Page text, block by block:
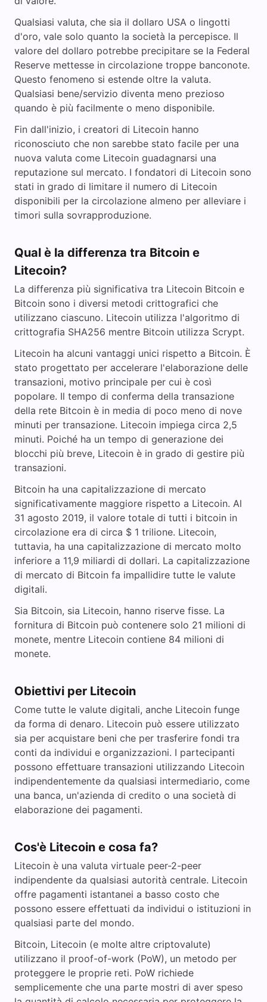
Qualsiasi valuta, che sia il dollaro USA o lingotti
d'oro, vale solo quanto la società la percepisce. Il
valore del dollaro potrebbe precipitare se la Federal
Reserve mettesse in circolazione troppe banconote.
Questo fenomeno si estende oltre la valuta.
Qualsiasi bene/servizio diventa meno prezioso
quando è più facilmente o meno disponibile.
Fin dall'inizio, i creatori di Litecoin hanno
riconosciuto che non sarebbe stato facile per una
nuova valuta come Litecoin guadagnarsi una
reputazione sul mercato. I fondatori di Litecoin sono
stati in grado di limitare il numero di Litecoin
disponibili per la circolazione almeno per alleviare i
timori sulla sovrapproduzione.
Qual è la differenza tra Bitcoin e
Litecoin?
La differenza più significativa tra Litecoin Bitcoin e
Bitcoin sono i diversi metodi crittografici che
utilizzano ciascuno. Litecoin utilizza l'algoritmo di
crittografia SHA256 mentre Bitcoin utilizza Scrypt.
Litecoin ha alcuni vantaggi unici rispetto a Bitcoin. È
stato progettato per accelerare l'elaborazione delle
transazioni, motivo principale per cui è così
popolare. Il tempo di conferma della transazione
della rete Bitcoin è in media di poco meno di nove
minuti per transazione. Litecoin impiega circa 2,5
minuti. Poiché ha un tempo di generazione dei
blocchi più breve, Litecoin è in grado di gestire più
transazioni.
Bitcoin ha una capitalizzazione di mercato
significativamente maggiore rispetto a Litecoin. Al
31 agosto 2019, il valore totale di tutti i bitcoin in
circolazione era di circa $ 1 trilione. Litecoin,
tuttavia, ha una capitalizzazione di mercato molto
inferiore a 11,9 miliardi di dollari. La capitalizzazione
di mercato di Bitcoin fa impallidire tutte le valute
digitali.
Sia Bitcoin, sia Litecoin, hanno riserve fisse. La
fornitura di Bitcoin può contenere solo 21 milioni di
monete, mentre Litecoin contiene 84 milioni di
monete.
Obiettivi per Litecoin
Come tutte le valute digitali, anche Litecoin funge
da forma di denaro. Litecoin può essere utilizzato
sia per acquistare beni che per trasferire fondi tra
conti da individui e organizzazioni. I partecipanti
possono effettuare transazioni utilizzando Litecoin
indipendentemente da qualsiasi intermediario, come
una banca, un'azienda di credito o una società di
elaborazione dei pagamenti.
Cos'è Litecoin e cosa fa?
Litecoin è una valuta virtuale peer-2-peer
indipendente da qualsiasi autorità centrale. Litecoin
offre pagamenti istantanei a basso costo che
possono essere effettuati da individui o istituzioni in
qualsiasi parte del mondo.
Bitcoin, Litecoin (e molte altre criptovalute)
utilizzano il proof-of-work (PoW), un metodo per
proteggere le proprie reti. PoW richiede
semplicemente che una parte mostri di aver speso